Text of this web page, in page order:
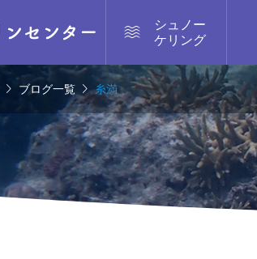

シュノー
ケリング
 ブログ一覧糸満